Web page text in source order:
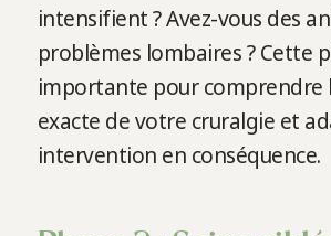
intensifient ? Avez-vous des
problèmes lombaires ? Cette
importante pour comprendre
exacte de votre cruralgie et
intervention en conséquence.